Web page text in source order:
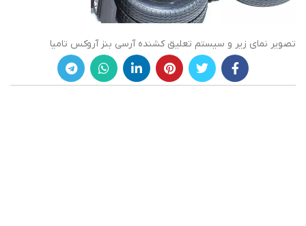
تصویر نمای زیر و سیستم تعلیق کشنده آرسی بنز آروکس تامیا